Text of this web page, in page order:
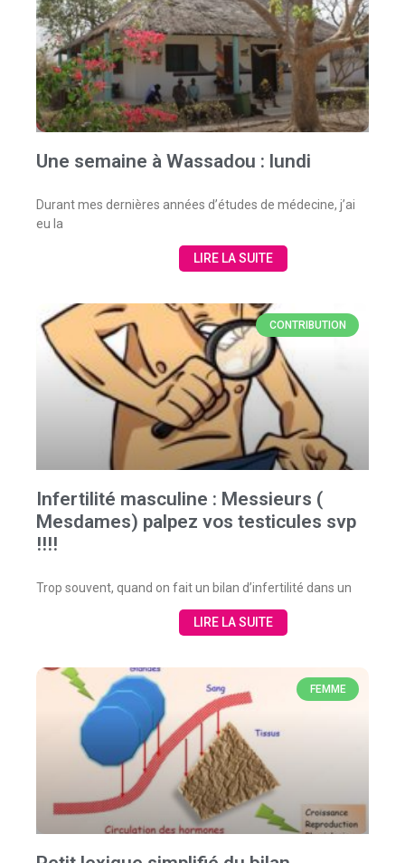
Une semaine à Wassadou : lundi
Durant mes dernières années d’études de médecine, j’ai
eu la
LIRE LA SUITE
CONTRIBUTION
Infertilité masculine : Messieurs (
Mesdames) palpez vos testicules svp
!!!!
Trop souvent, quand on fait un bilan d’infertilité dans un
LIRE LA SUITE
FEMME